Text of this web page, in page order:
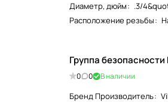
Диаметр, дюйм: .3/
Расположение резьбы:
Группа
0 0 В наличии
Бренд Производитель: